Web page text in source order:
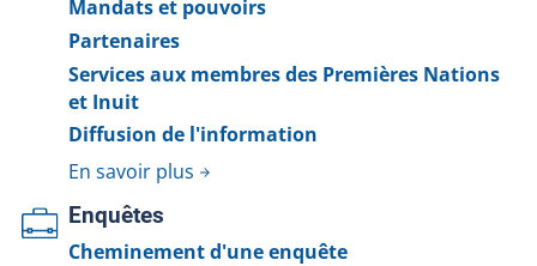
Mandats et pouvoirs
Partenaires
Services aux membres des Premières Nations
et Inuit
Diffusion de l'information
En savoir plus
Enquêtes
Cheminement d'une enquête